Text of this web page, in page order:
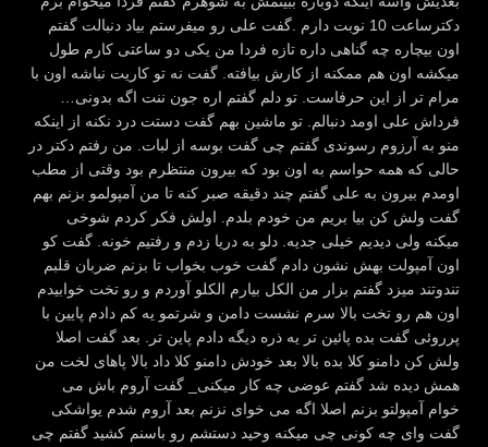
دکترساعت 10 نوبت دارم .گفت علی رو میفرستم بیاد دنبالت گفتم
اون بیچاره چه گناهی داره تازه فردا من یکی دو ساعتی کارم طول
میکشه اون هم ممکنه از کارش بیافته. گفت نه تو کاریت نباشه اون با
مرام تر از این حرفاست. تو دلم گفتم اره جون ننت اگه بدونی…
فرداش علی اومد دنبالم. تو ماشین بهم گفت دستت درد نکنه از اینکه
منو به آرزوم رسوندی گفتم چی گفت بوسه از لبات. من رفتم دکتر در
حالی که همه حواسم به اون بود که بیرون منتظرم بود وقتی از مطب
اومدم بیرون به علی گفتم چند دقیقه صبر کنه تا من آمپولمو بزنم بهم
گفت ولش کن بیا بریم من خودم بلدم. اولش فکر کردم شوخی
میکنه ولی دیدیم خیلی جدیه. دلو به دریا زدم و رفتیم خونه. گفت کو
اون آمپولت بهش نشون دادم گفت خوب بخواب تا بزنم ضربان قلبم
تندوتند میزد گفتم بزار من الکل بیارم الکلو آوردم و رو تخت خوابیدم
اون هم رو تخت بالا سرم نشست دامن و شرتمو یه کم دادم پایین با
پرروئی گفت بده پائین تر یه ذره دیگه دادم پاین تر. بعد گفت اصلا
ولش کن دامنو کلا بده بالا بعد خودش دامنو کلا داد بالا پاهای لخت من
همش دیده شد گفتم عوضی چه کار میکنی_ گفت آروم باش می
خوام آمپولتو بزنم اصلا اگه می خوای نزنم بعد آروم شدم یواشکی
گفت وای چه کونی چی میکنه وحید دستشم رو باسنم کشید گفتم چی